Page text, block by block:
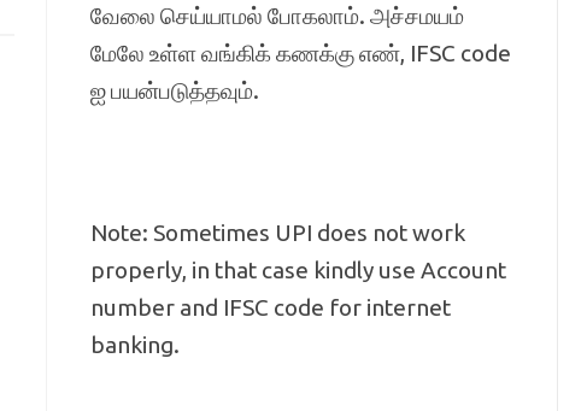
வேலை செய்யாமல் போகலாம். அச்சமயம்
மேலே உள்ள வங்கிக் கணக்கு எண், IFSC code
ஐ பயன்படுத்தவும்.
Note: Sometimes UPI does not work
properly, in that case kindly use Account
number and IFSC code for internet
banking.